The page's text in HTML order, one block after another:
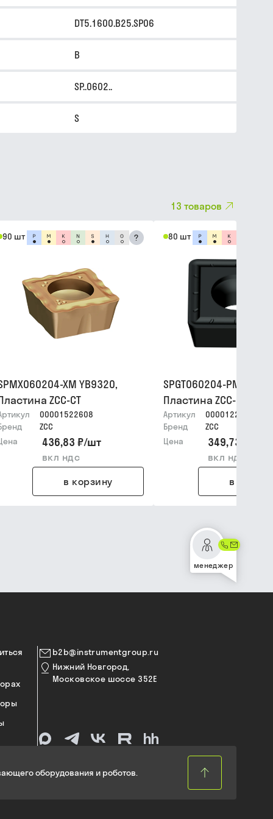
DT5.1600.B25.SP06
B
SP..0602..
S
13 товаров
90 шт ?
XM YB9320,
ZCC-CT
00001522608
ZCC
436,83 ₽/шт
вкл ндс
в корзину
80 шт
SPGT060204-PM
Пластина ZCC-CT
Артикул
00001228126
Бренд
ZCC
Цена
349,73 ₽
вкл ндс
в
менеджер
b2b@instrumentgroup.ru
Нижний Новгород,
Московское шоссе 352Е
оборудования и роботов.